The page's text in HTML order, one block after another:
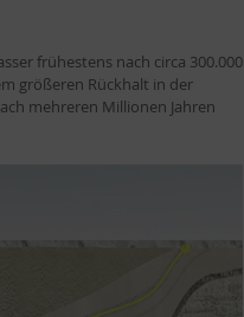
frühestens nach circa 300.000
größeren Rückhalt in der
mehreren Millionen Jahren